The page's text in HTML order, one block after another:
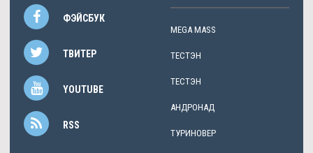
ФЭЙСБУК
ТВИТЕР
YOUTUBE
RSS
MEGA MASS
ТЕСТЭН
ТЕСТЭН
АНДРОНАД
ТУРИНОВЕР